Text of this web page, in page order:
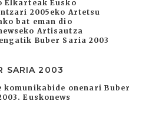
Elkarteak Eusko
2005eko Artetsu
bat eman dio
Artisautza
Buber Saria 2003
SARIA 2003
komunikabide onenari Buber
Euskonews